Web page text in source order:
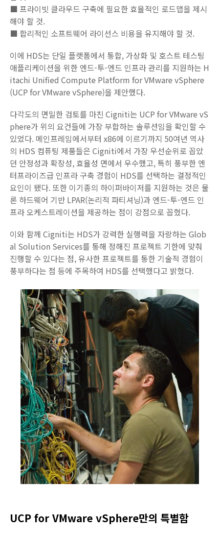
■ 프라이빗 클라우드 구축에 필요한 효율적인 로드맵을 제시
해야 할 것.
■ 합리적인 소프트웨어 라이선스 비용을 유지해야 할 것.
이에 HDS는 단일 플랫폼에서 통합, 가상화 및 호스트 테스팅
애플리케이션을 위한 엔드-투-엔드 인프라 관리를 지원하는 H
itachi Unified Compute Platform for VMware vSphere
(UCP for VMware vSphere)을 제안했다.
다각도의 면밀한 검토를 마친 Cigniti는 UCP for VMware vS
phere가 위의 요건들에 가장 부합하는 솔루션임을 확인할 수
있었다. 메인프레임에서부터 x86에 이르기까지 50여년 역사
의 HDS 컴퓨팅 제품들은 Cigniti에서 가장 우선순위로 꼽았
던 안정성과 확장성, 효율성 면에서 우수했고, 특히 풍부한 엔
터프라이즈급 인프라 구축 경험이 HDS를 선택하는 결정적인
요인이 됐다. 또한 이기종의 하이퍼바이저를 지원하는 것은 물
론 하드웨어 기반 LPAR(논리적 파티셔닝)과 엔드-투-엔드 인
프라 오케스트레이션을 제공하는 점이 강점으로 꼽혔다.
이와 함께 Cigniti는 HDS가 강력한 실행력을 자랑하는 Glob
al Solution Services를 통해 정해진 프로젝트 기한에 맞춰
진행할 수 있다는 점, 유사한 프로젝트를 통한 기술적 경험이
풍부하다는 점 등에 주목하여 HDS를 선택했다고 밝혔다.
UCP for VMware vSphere만의 특별함